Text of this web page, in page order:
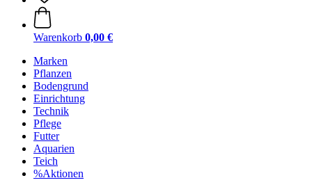
Warenkorb 0,00 €
Marken
Pflanzen
Bodengrund
Einrichtung
Technik
Pflege
Futter
Aquarien
Teich
%Aktionen